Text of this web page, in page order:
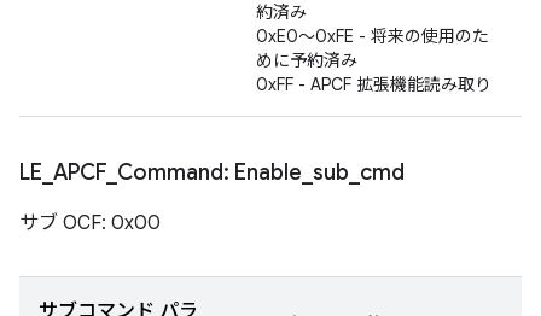
約済み
0xE0～0xFE - 将来の使用のた
めに予約済み
0xFF - APCF 拡張機能読み取り
LE APCF Command: Enable sub cmd
サブ OCF: 0x00
サブコマンド パラ